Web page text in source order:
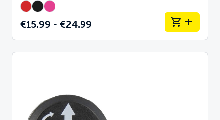
€15.99 - €24.99